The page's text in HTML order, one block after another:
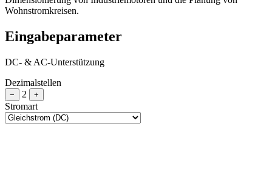
Wohnstromkreisen.
Eingabeparameter
DC- & AC-Unterstützung
Dezimalstellen
− 2 +
Stromart